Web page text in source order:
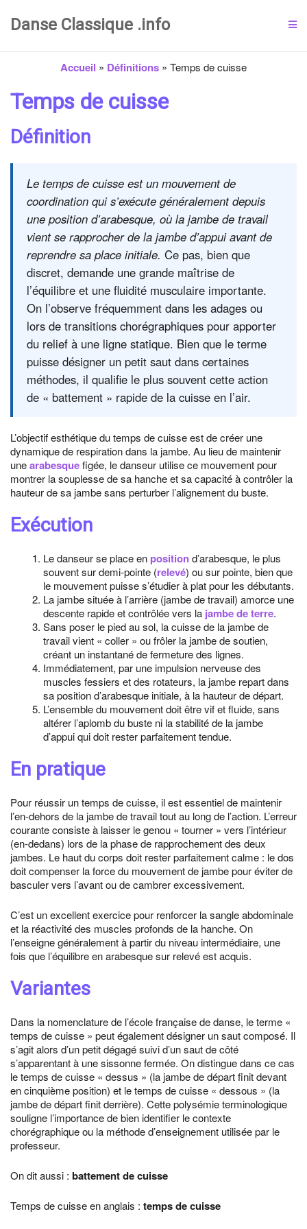
Danse Classique .info
Accueil » Définitions » Temps de cuisse
Temps de cuisse
Définition
Le temps de cuisse est un mouvement de
coordination qui s’exécute généralement depuis
une position d’arabesque, où la jambe de travail
vient se rapprocher de la jambe d’appui avant de
reprendre sa place initiale. Ce pas, bien que
discret, demande une grande maîtrise de
l’équilibre et une fluidité musculaire importante.
On l’observe fréquemment dans les adages ou
lors de transitions chorégraphiques pour apporter
du relief à une ligne statique. Bien que le terme
puisse désigner un petit saut dans certaines
méthodes, il qualifie le plus souvent cette action
de « battement » rapide de la cuisse en l’air.
L’objectif esthétique du temps de cuisse est de créer une
dynamique de respiration dans la jambe. Au lieu de maintenir
unearabesquefigée, le danseur utilise ce mouvement pour
montrer la souplesse de sa hanche et sa capacité à contrôler la
hauteur de sa jambe sans perturber l’alignement du buste.
Exécution
Le danseur se place en positiond’arabesque, le plus
souvent sur demi-pointe (relevé) ou sur pointe, bien que
le mouvement puisse s’étudier à plat pour les débutants.
La jambe située à l’arrière (jambe de travail) amorce une
descente rapide et contrôlée vers la jambe de terre.
Sans poser le pied au sol, la cuisse de la jambe de
travail vient « coller » ou frôler la jambe de soutien,
créant un instantané de fermeture des lignes.
Immédiatement, par une impulsion nerveuse des
muscles fessiers et des rotateurs, la jambe repart dans
sa position d’arabesque initiale, à la hauteur de départ.
L’ensemble du mouvement doit être vif et fluide, sans
altérer l’aplomb du buste ni la stabilité de la jambe
d’appui qui doit rester parfaitement tendue.
En pratique
Pour réussir un temps de cuisse, il est essentiel de maintenir
l’en-dehors de la jambe de travail tout au long de l’action. L’erreur
courante consiste à laisser le genou « tourner » vers l’intérieur
(en-dedans) lors de la phase de rapprochement des deux
jambes. Le haut du corps doit rester parfaitement calme : le dos
doit compenser la force du mouvement de jambe pour éviter de
basculer vers l’avant ou de cambrer excessivement.
C’est un excellent exercice pour renforcer la sangle abdominale
et la réactivité des muscles profonds de la hanche. On
l’enseigne généralement à partir du niveau intermédiaire, une
fois que l’équilibre en arabesque sur relevé est acquis.
Variantes
Dans la nomenclature de l’école française de danse, le terme «
temps de cuisse » peut également désigner un saut composé. Il
s’agit alors d’un petit dégagé suivi d’un saut de côté
s’apparentant à une sissonne fermée. On distingue dans ce cas
le temps de cuisse « dessus » (la jambe de départ finit devant
en cinquième position) et le temps de cuisse « dessous » (la
jambe de départ finit derrière). Cette polysémie terminologique
souligne l’importance de bien identifier le contexte
chorégraphique ou la méthode d’enseignement utilisée par le
professeur.
On dit aussi : battement de cuisse
Temps de cuisse en anglais : temps de cuisse